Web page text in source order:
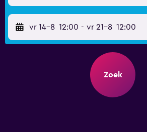
vr 14-8 12:00 - vr 21-8 12:00
Zoek